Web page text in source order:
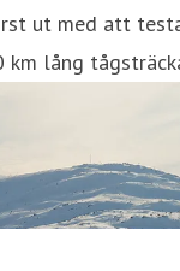
ut med att
km lång